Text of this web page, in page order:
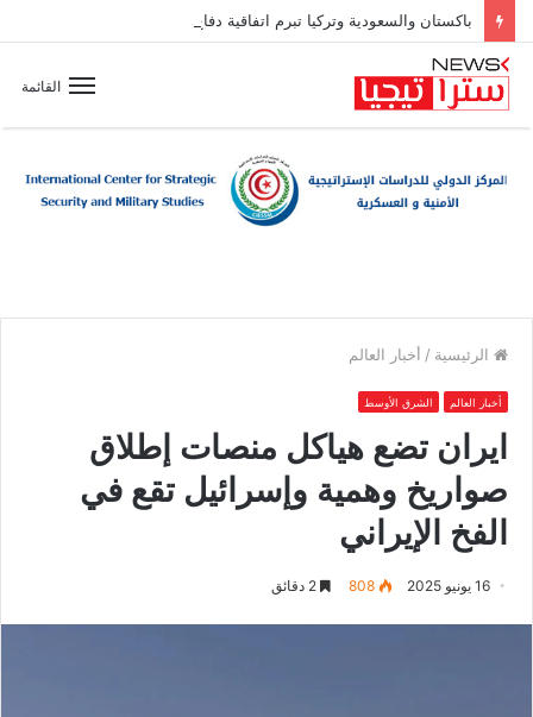
باكستان والسعودية وتركيا تبرم اتفاقية دفاع مشترك
القائمة
الرئيسية / أخبار العالم
أخبار العالم الشرق الأوسط
ايران تضع هياكل منصات إطلاق
صواريخ وهمية وإسرائيل تقع في
الفخ الإيراني
16 يونيو 2025 808